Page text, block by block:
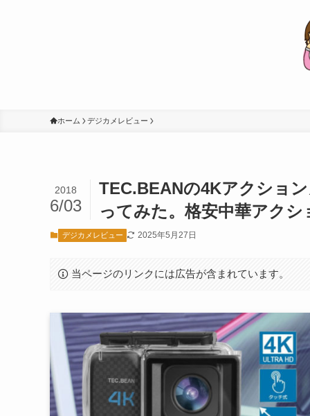
ホーム デジカメレビュー
TEC.BEANの4Kアクショ
ってみた。格安中華アク
2018
6/03
デジカメレビュー 2025年5月27日
当ページのリンクには広告が含まれています。